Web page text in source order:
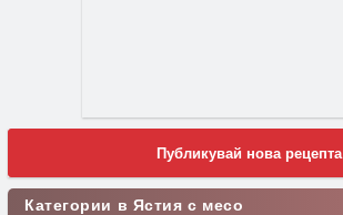
Публикувай нова рецепта
Категории в Ястия с месо